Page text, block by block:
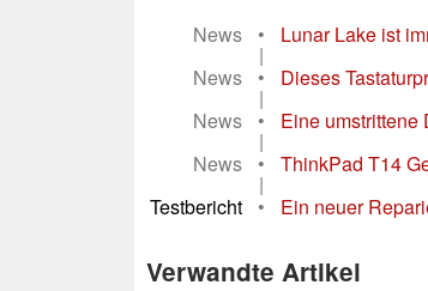
News
• Lunar Lake ist
|
News
• Dieses
|
News
• Eine umstrittene
|
News
• ThinkPad T14
|
Testbericht
• Ein neuer
Verwandte Artikel